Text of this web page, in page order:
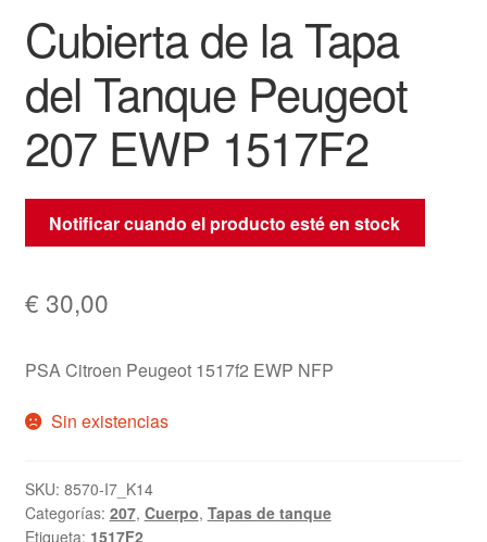
Términos y Condiciones
Transporte
Cubierta de la Tapa
del Tanque Peugeot
207 EWP 1517F2
Notificar cuando el producto esté en stock
€ 30,00
PSA Citroen Peugeot 1517f2 EWP NFP
Sin existencias
SKU: 8570-I7_K14
Categorías: 207, Cuerpo, Tapas de tanque
Etiqueta: 1517F2